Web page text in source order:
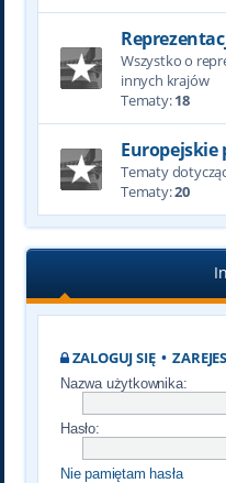
Wszystko o
innych krajów
Tematy:18
Europejskie
Tematy
Tematy:20
ZALOGUJ SIĘ•
Nazwa użytkownika:
Hasło:
Nie pamiętam hasła